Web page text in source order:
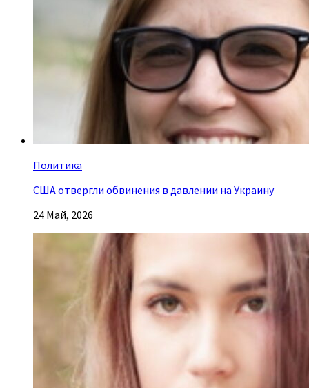
Политика
США отвергли обвинения в давлении на Украину
24 Май, 2026